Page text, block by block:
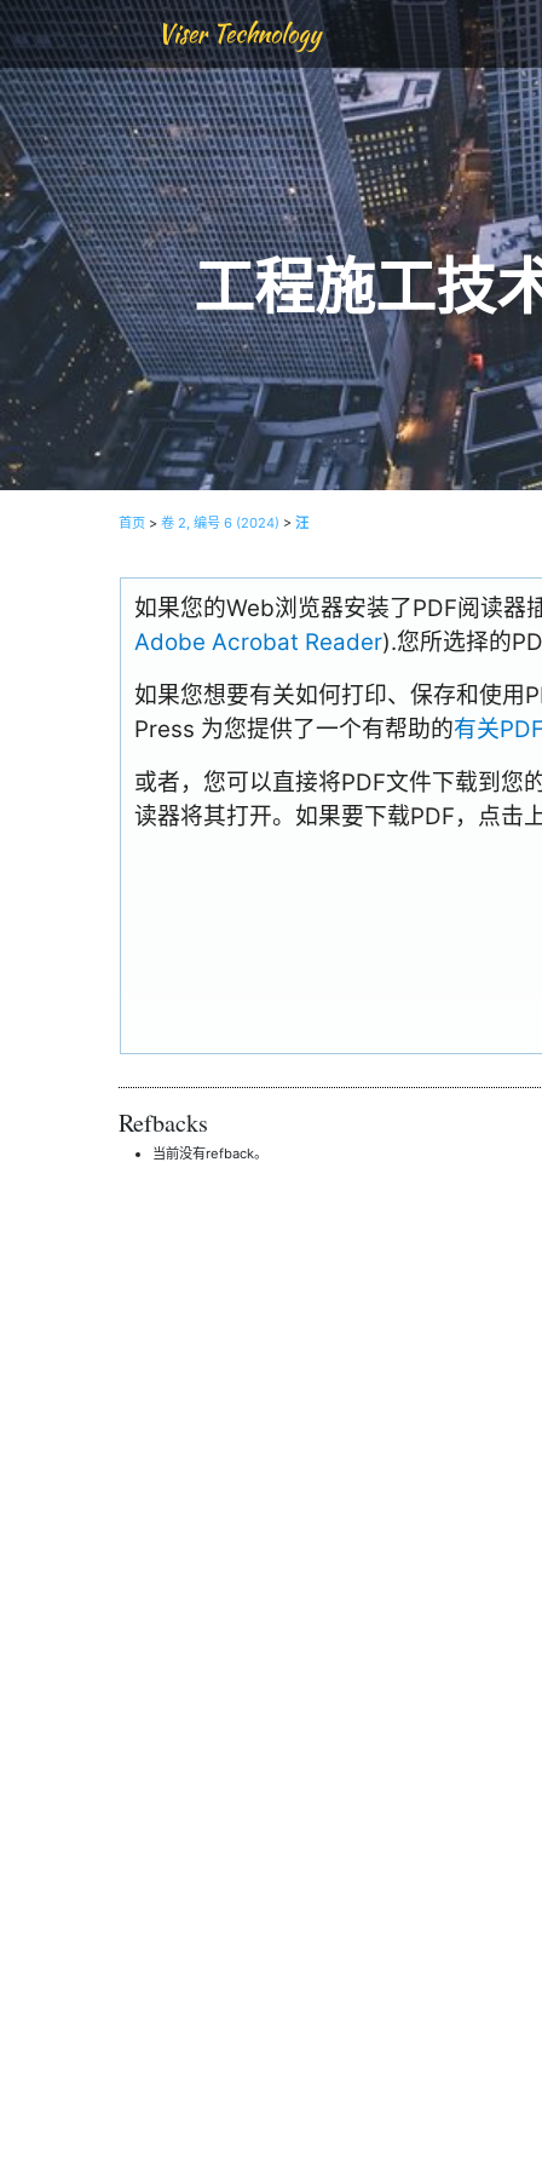
Viser Technology
工程施工技
首页 > 卷 2, 编号 6 (2024) > 汪
如果您的Web浏览器安装了PDF阅读器
Adobe Acrobat Reader).您所选择的
如果您想要有关如何打印、保存和使用
Press 为您提供了一个有帮助的有关
或者，您可以直接将PDF文件下载到您
读器将其打开。如果要下载PDF，点击
Refbacks
当前没有refback。